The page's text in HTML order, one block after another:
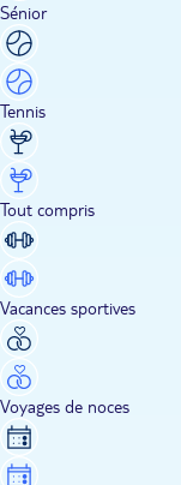
Sénior
Tennis
Tout compris
Vacances sportives
Voyages de noces